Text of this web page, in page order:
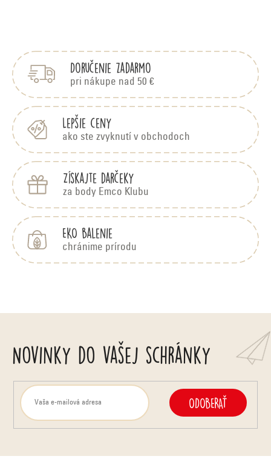
Doručenie zadarmo
pri nákupe nad 50 €
Lepšie ceny
ako ste zvyknutí v obchodoch
Získajte darčeky
za body Emco Klubu
EKO balenie
chránime prírodu
Novinky do vašej schránky
ODOBERAŤ